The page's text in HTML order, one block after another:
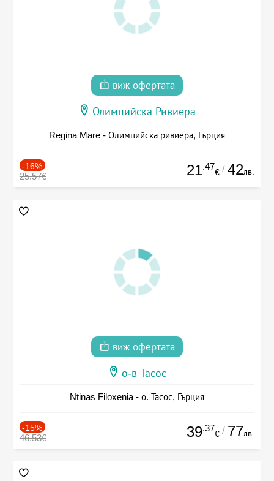
виж офертата
Олимпийска Ривиера
Regina Mare - Олимпийска ривиера, Гърция
-16%
25.57€ 21.47
€ / 42лв.
виж офертата
о-в Тасос
Ntinas Filoxenia - о. Тасос, Гърция
-15%
46.53€ 39.37
€ / 77лв.